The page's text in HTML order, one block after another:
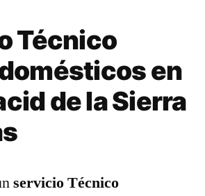
Técnico
en
de la Sierra
servicio Técnico